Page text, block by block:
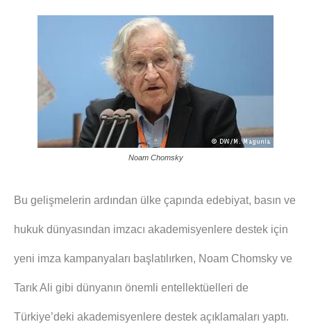
Noam Chomsky
Bu gelişmelerin ardından ülke çapında edebiyat, basın ve
hukuk dünyasından imzacı akademisyenlere destek için
yeni imza kampanyaları başlatılırken, Noam Chomsky ve
Tarık Ali gibi dünyanın önemli entellektüelleri de
Türkiye’deki akademisyenlere destek açıklamaları yaptı.